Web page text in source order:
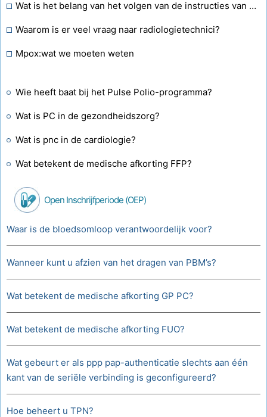
Wat is het belang van het volgen van de instructies van de fabrikant in de salon?
Waarom is er veel vraag naar radiologietechnici?
Mpox:wat we moeten weten
Wie heeft baat bij het Pulse Polio-programma?
Wat is PC in de gezondheidszorg?
Wat is pnc in de cardiologie?
Wat betekent de medische afkorting FFP?
Open Inschrijfperiode (OEP)
Waar is de bloedsomloop verantwoordelijk voor?
Wanneer kunt u afzien van het dragen van PBM’s?
Wat betekent de medische afkorting GP PC?
Wat betekent de medische afkorting FUO?
Wat gebeurt er als ppp pap-authenticatie slechts aan één
kant van de seriële verbinding is geconfigureerd?
Hoe beheert u TPN?